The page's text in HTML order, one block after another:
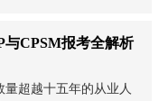
CPSM报考全解析
超越十五年的从业人